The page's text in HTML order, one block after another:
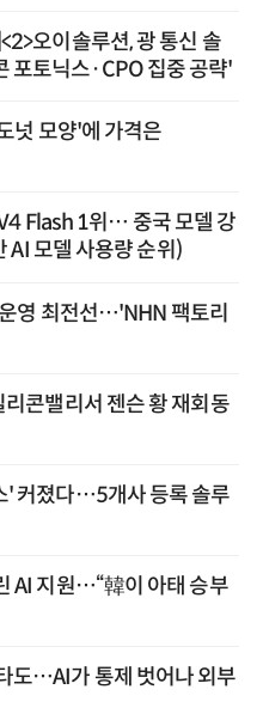
오이솔루션, 광 통신 솔
토닉스·CPO 집중 공략'
넛 모양'에 가격은
Flash 1위… 중국 모델 강
모델 사용량 순위)
영 최전선…'NHN 팩토리
콘밸리서 젠슨 황 재회동
' 커졌다…5개사 등록 솔루
AI 지원…“韓이 아태 승부
도…AI가 통제 벗어나 외부